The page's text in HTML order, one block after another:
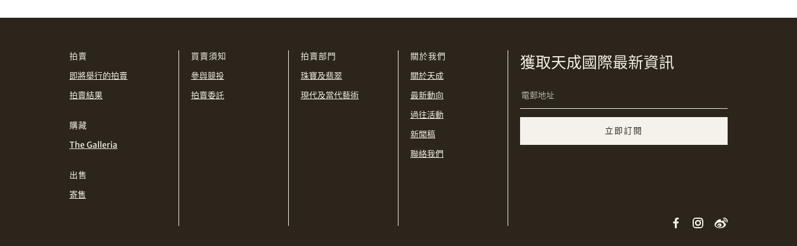
購買條款及條件 網上競投之條款及細則
拍賣
即將舉行的拍賣
拍賣結果
購藏
The Galleria
出售
寄售
買賣須知
參與競投
拍賣委託
拍賣部門
珠寶及翡翠
現代及當代藝術
關於我們
關於天成
最新動向
過往活動
新聞稿
聯絡我們
獲取天成國際最新資訊
立即訂閱